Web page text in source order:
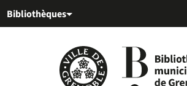
au
auBibliothèques